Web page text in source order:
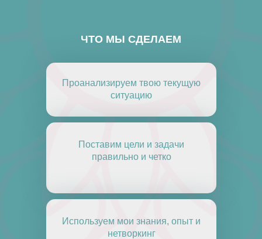
Проанализируем твою текущую
ситуацию
Поставим цели и задачи
правильно и четко
Используем мои знания, опыт и
нетворкинг
ЧТО МЫ СДЕЛАЕМ